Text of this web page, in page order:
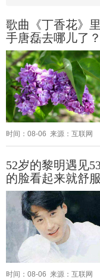
歌曲《丁香花》
手唐磊去哪儿了？
时间：08-06 来源：互联网
52岁的黎明遇见
的脸看起来就舒服
时间：08-06 来源：互联网